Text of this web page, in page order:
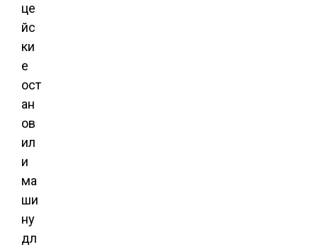
це
йс
ки
е
ост
ан
ов
ил
и
ма
ши
ну
дл